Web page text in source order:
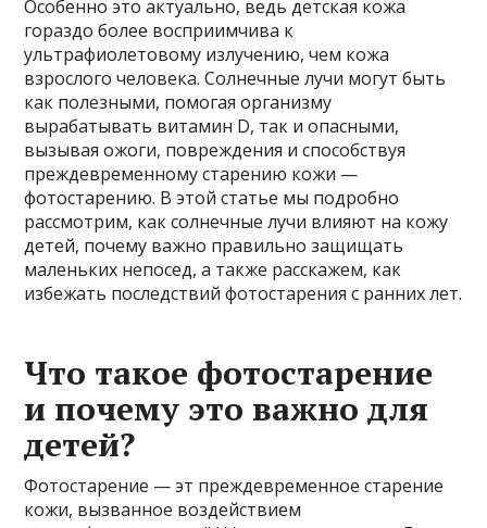
Особенно это актуально, ведь детская кожа
гораздо более восприимчива к
ультрафиолетовому излучению, чем кожа
взрослого человека. Солнечные лучи могут быть
как полезными, помогая организму
вырабатывать витамин D, так и опасными,
вызывая ожоги, повреждения и способствуя
преждевременному старению кожи —
фотостарению. В этой статье мы подробно
рассмотрим, как солнечные лучи влияют на кожу
детей, почему важно правильно защищать
маленьких непосед, а также расскажем, как
избежать последствий фотостарения с ранних лет.
Что такое фотостарение
и почему это важно для
детей?
Фотостарение — эт преждевременное старение
кожи, вызванное воздействием